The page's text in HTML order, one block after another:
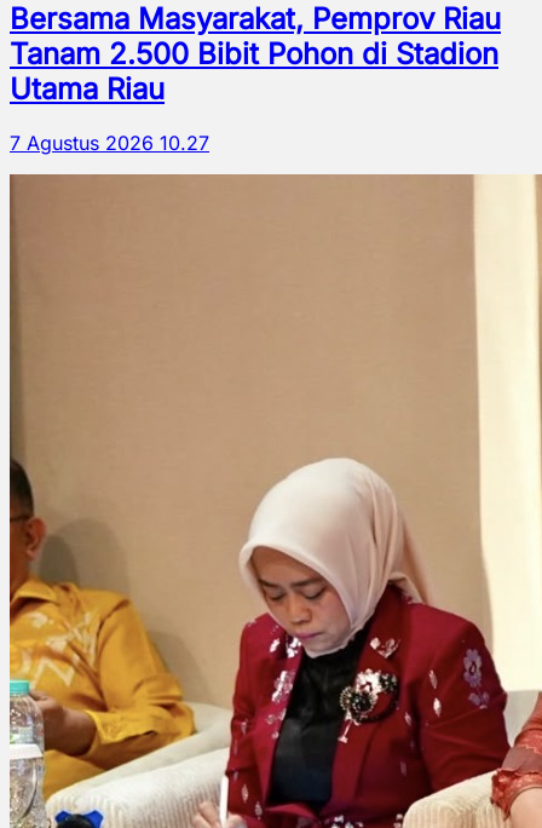
Bersama Masyarakat, Pemprov Riau
Tanam 2.500 Bibit Pohon di Stadion
Utama Riau
7 Agustus 2026 10.27